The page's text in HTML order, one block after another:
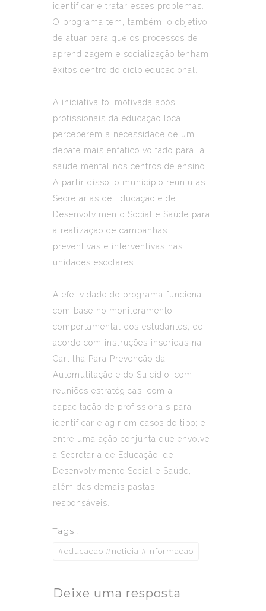
identificar e tratar esses problemas.
O programa tem, também, o objetivo
de atuar para que os processos de
aprendizagem e socialização tenham
êxitos dentro do ciclo educacional.
A iniciativa foi motivada após
profissionais da educação local
perceberem a necessidade de um
debate mais enfático voltado para a
saúde mental nos centros de ensino.
A partir disso, o município reuniu as
Secretarias de Educação e de
Desenvolvimento Social e Saúde para
a realização de campanhas
preventivas e interventivas nas
unidades escolares.
A efetividade do programa funciona
com base no monitoramento
comportamental dos estudantes; de
acordo com instruções inseridas na
Cartilha Para Prevenção da
Automutilação e do Suicídio; com
reuniões estratégicas; com a
capacitação de profissionais para
identificar e agir em casos do tipo; e
entre uma ação conjunta que envolve
a Secretaria de Educação; de
Desenvolvimento Social e Saúde,
além das demais pastas
responsáveis.
Tags :
#educacao #noticia #informacao
Deixe uma resposta